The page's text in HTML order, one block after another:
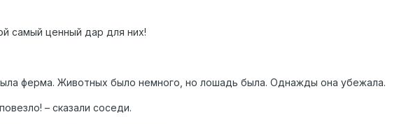
самый ценный дар для них!
ферма. Животных было немного, но лошадь была. Однажды она убежала.
– сказали соседи.